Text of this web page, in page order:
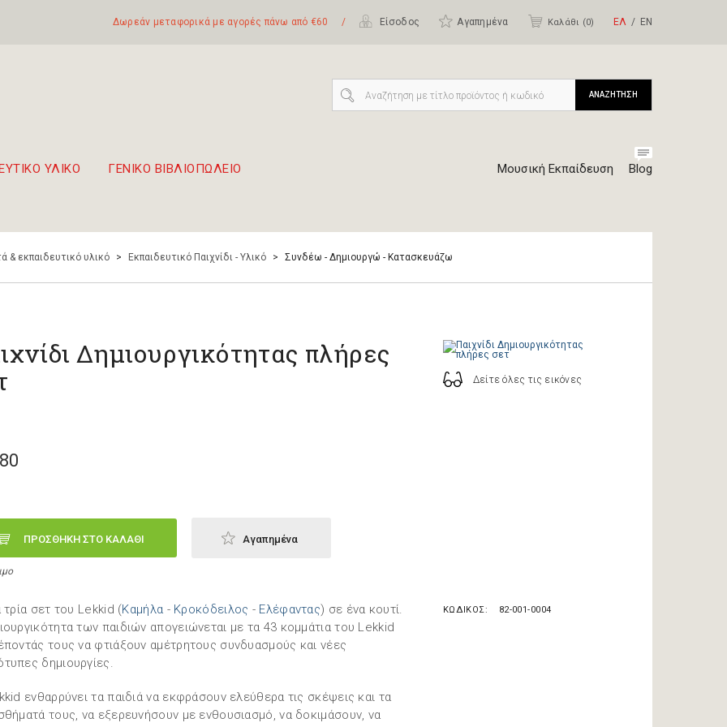
Δωρεάν μεταφορικά με αγορές πάνω από €60 / Είσοδος Αγαπημένα Καλάθι (0) ΕΛ ΕΝ
ΥΛΙΚΟ ΓΕΝΙΚΟ ΒΙΒΛΙΟΠΩΛΕΙΟ Μουσική Εκπαίδευση Blog
ΑΝΑΖΗΤΗΣΗ
& εκπαιδευτικό υλικό > Εκπαιδευτικό Παιχνίδι - Υλικό > Συνδέω - Δημιουργώ - Kατασκευάζω
Δημιουργικότητας πλήρες
ΠΡΟΣΘΗΚΗ ΣΤΟ ΚΑΛΑΘΙ Αγαπημένα
Δείτε όλες τις εικόνες
τρία σετ του Lekkid (Καμήλα - Κροκόδειλος - Ελέφαντας) σε ένα κουτί.
των παιδιών απογειώνεται με τα 43 κομμάτια του Lekkid
τους να φτιάξουν αμέτρητους συνδυασμούς και νέες
δημιουργίες.
ενθαρρύνει τα παιδιά να εκφράσουν ελεύθερα τις σκέψεις και τα
τους, να εξερευνήσουν με ενθουσιασμό, να δοκιμάσουν, να
ΚΩΔΙΚΟΣ 82-001-0004